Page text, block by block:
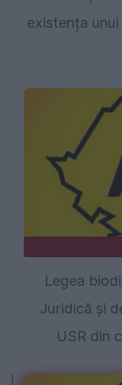
existența
Legea
Juridică și
USR din